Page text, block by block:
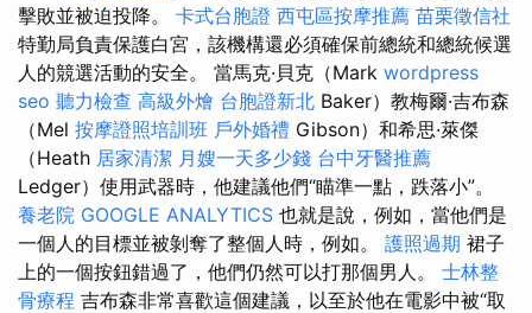
擊敗並被迫投降。 卡式台胞證 西屯區按摩推薦 苗栗徵信社
特勤局負責保護白宮，該機構還必須確保前總統和總統候選
人的競選活動的安全。 當馬克·貝克（Mark wordpress
seo 聽力檢查 高級外燴 台胞證新北 Ba​​ker）教梅爾·吉布森
（Mel 按摩證照培訓班 戶外婚禮 Gibson）和希思·萊傑
（Heath 居家清潔 月嫂一天多少錢 台中牙醫推薦
Ledger）使用武器時，他建議他們“瞄準一點，跌落小”。
養老院 GOOGLE ANALYTICS 也就是說，例如，當他們是
一個人的目標並被剝奪了整個人時，例如。 護照過期 裙子
上的一個按鈕錯過了，他們仍然可以打那個男人。 士林整
骨療程 吉布森非常喜歡這個建議，以至於他在電影中被“取